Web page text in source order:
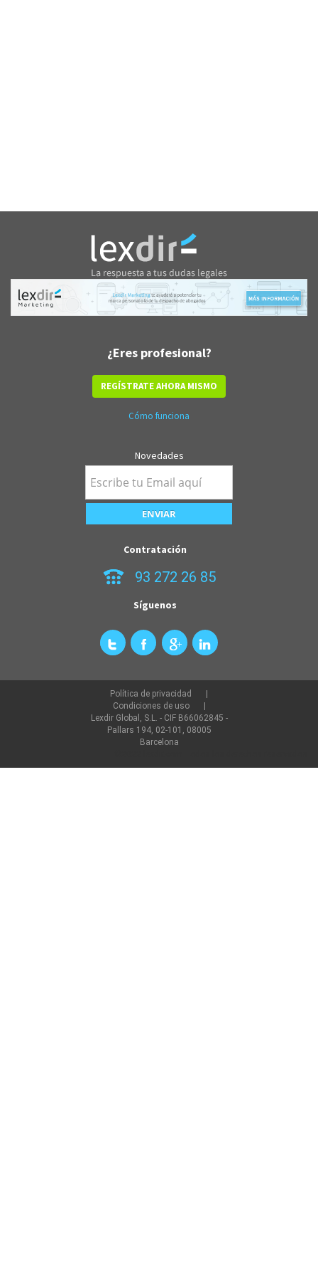
¿Eres profesional?
REGÍSTRATE AHORA MISMO
Cómo funciona
Novedades
Contratación
93 272 26 85
Síguenos
Política de privacidad
Condiciones de uso
Lexdir Global, S.L. - CIF B66062845 -
Pallars 194, 02-101, 08005
Barcelona